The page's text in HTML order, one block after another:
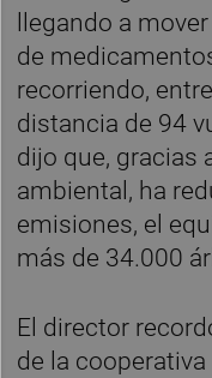
llegando a
de
recorriendo,
distancia de 94
dijo que, gracias
ambiental, ha
emisiones, el
más de 34.000
El director
de la